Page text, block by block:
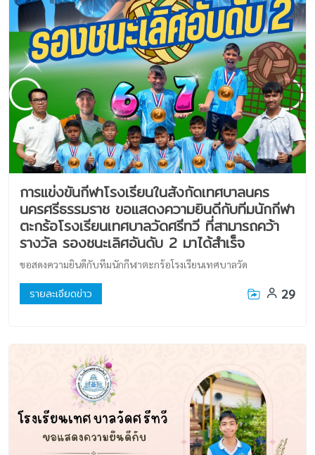
การแข่งขันกีฬาโรงเรียนในสังกัดเทศบาลนคร
นครศรีธรรมราช ขอแสดงความยินดีกับทีมนักกีฬา
ตะกร้อโรงเรียนเทศบาลวัดศรีทวี ที่สามารถคว้า
รางวัล รองชนะเลิศอันดับ 2 มาได้สำเร็จ
ขอสดงความยินดีกับทีมนักกีฬาตะกร้อโรงเรียนเทศบาลวัด
รายละเอียดข่าว 29